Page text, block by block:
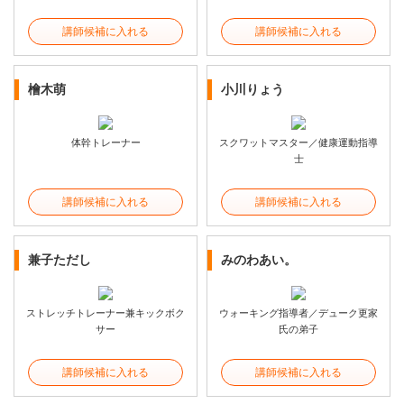
講師候補に入れる 講師候補に入れる
檜木萌
体幹トレーナー
講師候補に入れる
小川りょう
スクワットマスター／健康運動指導
士
講師候補に入れる
兼子ただし
ストレッチトレーナー兼キックボク
サー
講師候補に入れる
みのわあい。
ウォーキング指導者／デューク更家
氏の弟子
講師候補に入れる